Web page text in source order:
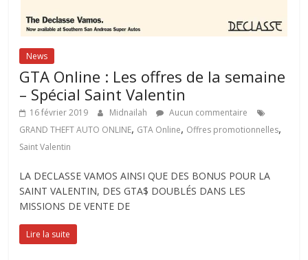
News
GTA Online : Les offres de la semaine
– Spécial Saint Valentin
16 février 2019 Midnailah
Aucun commentaire
GRAND THEFT AUTO ONLINE, GTA Online, Offres promotionnelles,
Saint Valentin
LA DECLASSE VAMOS AINSI QUE DES BONUS POUR LA
SAINT VALENTIN, DES GTA$ DOUBLÉS DANS LES
MISSIONS DE VENTE DE
Lire la suite